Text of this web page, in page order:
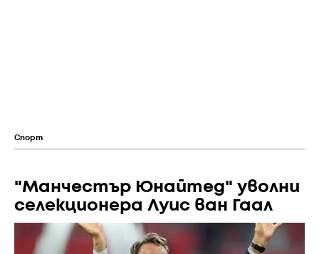
Спорт
"Манчестър Юнайтед" уволни
селекционера Луис ван Гаал